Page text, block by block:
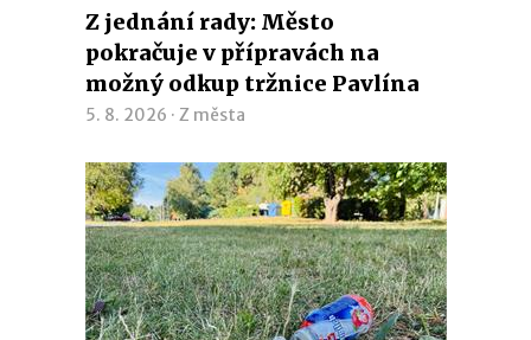
Z jednání rady: Město
pokračuje v přípravách na
možný odkup tržnice Pavlína
5. 8. 2026 · Z města